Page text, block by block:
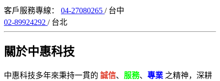
客戶服務專線： 04-27080265 / 台中
02-89924292 / 台北
關於中惠科技
中惠科技多年來秉持一貫的 誠信、 服務、 專業 之精神，深耕